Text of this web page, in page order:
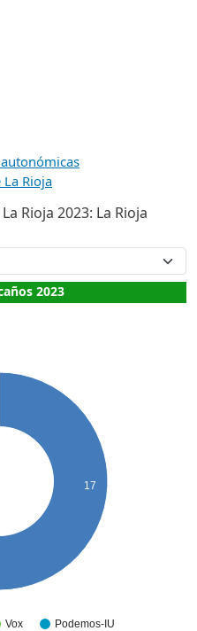
Rioja
Rioja 2023: La Rioja
2023
Vox Podemos-IU
17